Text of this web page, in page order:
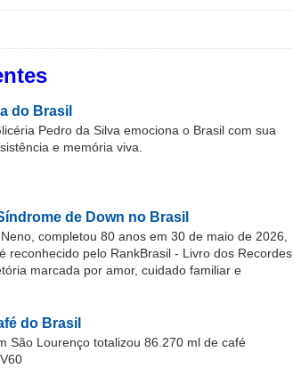
do Brasil
Pedro da Silva emociona o Brasil com sua
e memória viva.
de Down no Brasil
completou 80 anos em 30 de maio de 2026,
reconhecido pelo RankBrasil - Livro dos Recordes
marcada por amor, cuidado familiar e
do Brasil
São Lourenço totalizou 86.270 ml de café